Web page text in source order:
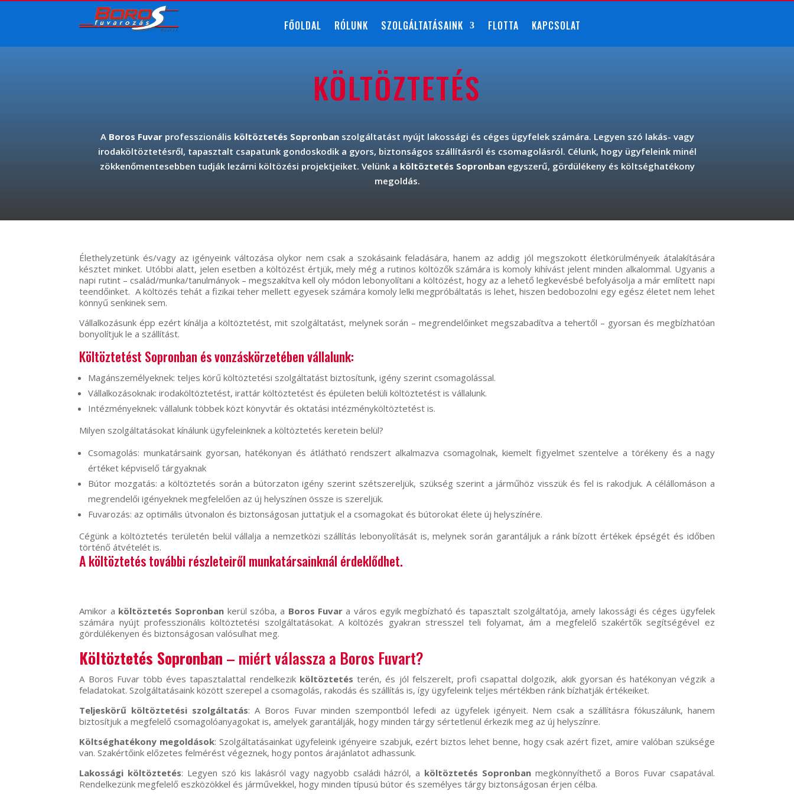
FŐOLDAL RÓLUNK SZOLGÁLTATÁSAINK FLOTTA KAPCSOLAT
KÖLTÖZTETÉS
A Boros Fuvarprofesszionális költöztetés Sopronbanszolgáltatást nyújt lakossági és céges ügyfelek számára. Legyen szó lakás- vagy
irodaköltöztetésről, tapasztalt csapatunk gondoskodik a gyors, biztonságos szállításról és csomagolásról. Célunk, hogy ügyfeleink minél
zökkenőmentesebben tudják lezárni költözési projektjeiket. Velünk a költöztetés Sopronbanegyszerű, gördülékeny és költséghatékony
megoldás.
Élethelyzetünk és/vagy az igényeink változása olykor nem csak a szokásaink feladására, hanem az addig jól megszokott életkörülményeik átalakítására
késztet minket. Utóbbi alatt, jelen esetben a költözést értjük, mely még a rutinos költözők számára is komoly kihívást jelent minden alkalommal. Ugyanis a
napi rutint – család/munka/tanulmányok – megszakítva kell oly módon lebonyolítani a költözést, hogy az a lehető legkevésbé befolyásolja a már említett napi
teendőinket. A költözés tehát a fizikai teher mellett egyesek számára komoly lelki megpróbáltatás is lehet, hiszen bedobozolni egy egész életet nem lehet
könnyű senkinek sem.
Vállalkozásunk épp ezért kínálja a költöztetést, mit szolgáltatást, melynek során – megrendelőinket megszabadítva a tehertől – gyorsan és megbízhatóan
bonyolítjuk le a szállítást.
Költöztetést Sopronban és vonzáskörzetében vállalunk:
Magánszemélyeknek: teljes körű költöztetési szolgáltatást biztosítunk, igény szerint csomagolással.
Vállalkozásoknak: irodaköltöztetést, irattár költöztetést és épületen belüli költöztetést is vállalunk.
Intézményeknek: vállalunk többek közt könyvtár és oktatási intézményköltöztetést is.
Milyen szolgáltatásokat kínálunk ügyfeleinknek a költöztetés keretein belül?
Csomagolás: munkatársaink gyorsan, hatékonyan és átlátható rendszert alkalmazva csomagolnak, kiemelt figyelmet szentelve a törékeny és a nagy
értéket képviselő tárgyaknak
Bútor mozgatás: a költöztetés során a bútorzaton igény szerint szétszereljük, szükség szerint a járműhöz visszük és fel is rakodjuk. A célállomáson a
megrendelői igényeknek megfelelően az új helyszínen össze is szereljük.
Fuvarozás: az optimális útvonalon és biztonságosan juttatjuk el a csomagokat és bútorokat élete új helyszínére.
Cégünk a költöztetés területén belül vállalja a nemzetközi szállítás lebonyolítását is, melynek során garantáljuk a ránk bízott értékek épségét és időben
történő átvételét is.
A költöztetés további részleteiről munkatársainknál érdeklődhet.
Amikor a költöztetés Sopronban kerül szóba, a Boros Fuvara város egyik megbízható és tapasztalt szolgáltatója, amely lakossági és céges ügyfelek
számára nyújt professzionális költöztetési szolgáltatásokat. A költözés gyakran stresszel teli folyamat, ám a megfelelő szakértők segítségével ez
gördülékenyen és biztonságosan valósulhat meg.
Költöztetés Sopronban – miért válassza a Boros Fuvart?
A Boros Fuvar több éves tapasztalattal rendelkezik költöztetés terén, és jól felszerelt, profi csapattal dolgozik, akik gyorsan és hatékonyan végzik a
feladatokat. Szolgáltatásaink között szerepel a csomagolás, rakodás és szállítás is, így ügyfeleink teljes mértékben ránk bízhatják értékeiket.
Teljeskörű költöztetési szolgáltatás: A Boros Fuvar minden szempontból lefedi az ügyfelek igényeit. Nem csak a szállításra fókuszálunk, hanem
biztosítjuk a megfelelő csomagolóanyagokat is, amelyek garantálják, hogy minden tárgy sértetlenül érkezik meg az új helyszínre.
Költséghatékony megoldások: Szolgáltatásainkat ügyfeleink igényeire szabjuk, ezért biztos lehet benne, hogy csak azért fizet, amire valóban szüksége
van. Szakértőink előzetes felmérést végeznek, hogy pontos árajánlatot adhassunk.
Lakossági költöztetés: Legyen szó kis lakásról vagy nagyobb családi házról, a költöztetés Sopronban megkönnyíthető a Boros Fuvar csapatával.
Rendelkezünk megfelelő eszközökkel és járművekkel, hogy minden típusú bútor és személyes tárgy biztonságosan érjen célba.